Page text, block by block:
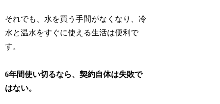
それでも、水を買う手間がなくなり、冷
水と温水をすぐに使える生活は便利で
す。
6年間使い切るなら、契約自体は失敗で
はない。